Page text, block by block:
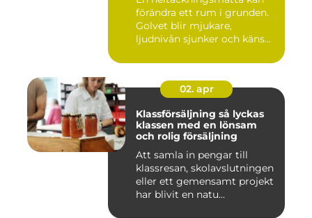
förändra ett rum i grunden.
Golvet blir mjukare,
ljudnivån sjunker och käns...
02. apr
Klassförsäljning så lyckas
klassen med en lönsam
och rolig försäljning
Att samla in pengar till
klassresan, skolavslutningen
eller ett gemensamt projekt
har blivit en natu...